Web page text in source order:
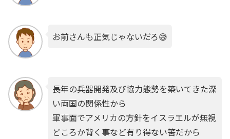
お前さんも正気じゃないだろ😅
長年の兵器開発及び協力態勢を築いてきた深
い両国の関係性から
軍事面でアメリカの方針をイスラエルが無視
どころか背く事など有り得ない筈だから